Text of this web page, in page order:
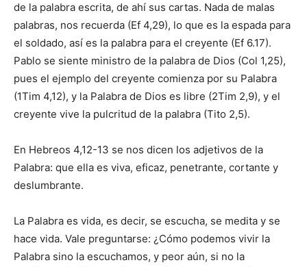
de la palabra escrita, de ahí sus cartas. Nada de malas
palabras, nos recuerda (Ef 4,29), lo que es la espada para
el soldado, así es la palabra para el creyente (Ef 6.17).
Pablo se siente ministro de la palabra de Dios (Col 1,25),
pues el ejemplo del creyente comienza por su Palabra
(1Tim 4,12), y la Palabra de Dios es libre (2Tim 2,9), y el
creyente vive la pulcritud de la palabra (Tito 2,5).
En Hebreos 4,12-13 se nos dicen los adjetivos de la
Palabra: que ella es viva, eficaz, penetrante, cortante y
deslumbrante.
La Palabra es vida, es decir, se escucha, se medita y se
hace vida. Vale preguntarse: ¿Cómo podemos vivir la
Palabra sino la escuchamos, y peor aún, si no la